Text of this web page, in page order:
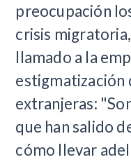
preocupación
crisis
llamado a la
estigmatización
extranjeras:
que han salido
cómo llevar